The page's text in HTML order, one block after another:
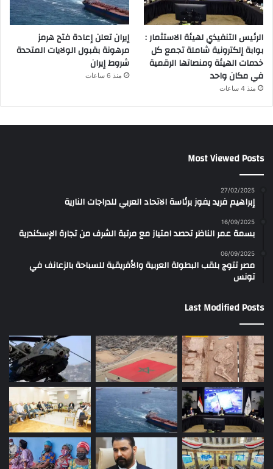
الرئيس التنفيذي لهيئة الاستثمار :
بوابة إلكترونية شاملة تجمع كل
خدمات الهيئة ومنصاتها الرقمية
في مكان واحد
منذ 4 ساعات
إيران تعلن إعادة فتح هرمز
مرهونة بقبول الولايات المتحدة
شروط إيران
منذ 6 ساعات
Most Viewed Posts
27/02/2025
إبراهيم فريد يفوز برئاسة الاتحاد العربي للدراجات النارية
16/09/2025
بسمة عمر الناظر تحصد امتياز مع مرتبة الشرف من تجارة الإسكندرية
06/09/2025
مصر تتوج بلقب البطولة العربية والأفريقية للسباحة بالزعانف في
تونس
Last Modified Posts